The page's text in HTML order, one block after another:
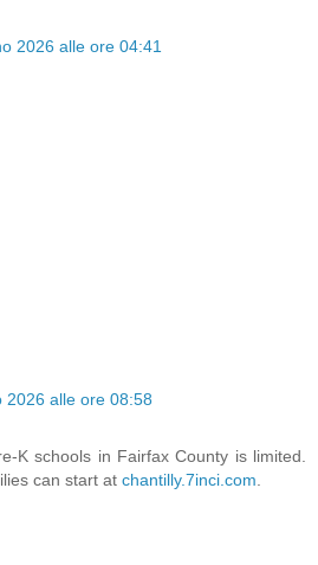
2026 alle ore 04:41
2026 alle ore 08:58
K schools in Fairfax County is limited.
can start at chantilly.7inci.com